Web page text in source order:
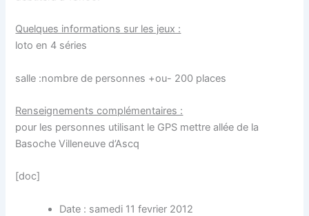
Quelques informations sur les jeux :
loto en 4 séries
salle :nombre de personnes +ou- 200 places
Renseignements complémentaires :
pour les personnes utilisant le GPS mettre allée de la
Basoche Villeneuve d’Ascq
[doc]
Date : samedi 11 fevrier 2012